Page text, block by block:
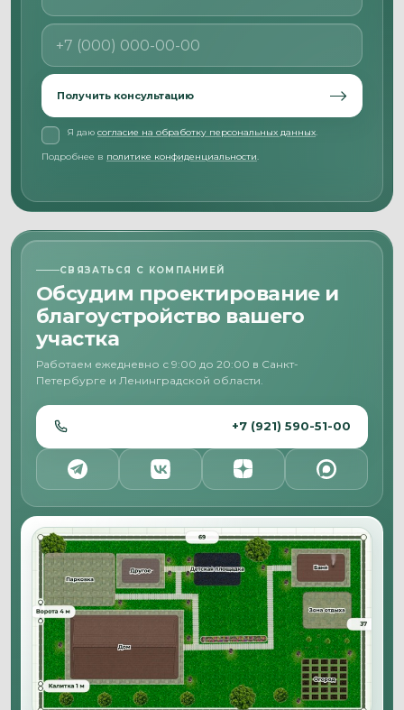
Номер телефона
Получить консультацию
Я даю согласие на обработку персональных данных.
Подробнее в политике конфиденциальности.
СВЯЗАТЬСЯ С КОМПАНИЕЙ
Обсудим проектирование и
благоустройство вашего
участка
Работаем ежедневно с 9:00 до 20:00 в Санкт-
Петербурге и Ленинградской области.
+7 (921) 590-51-00